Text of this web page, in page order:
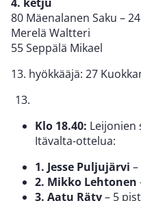
80 Mäenalanen Saku –
Merelä Waltteri
55 Seppälä Mikael
13. hyökkääjä: 27
Klo 18.40: Leijonien
Itävalta-ottelua:
1. Jesse Puljujärvi
2. Mikko Lehtonen
3. Aatu Räty– 5